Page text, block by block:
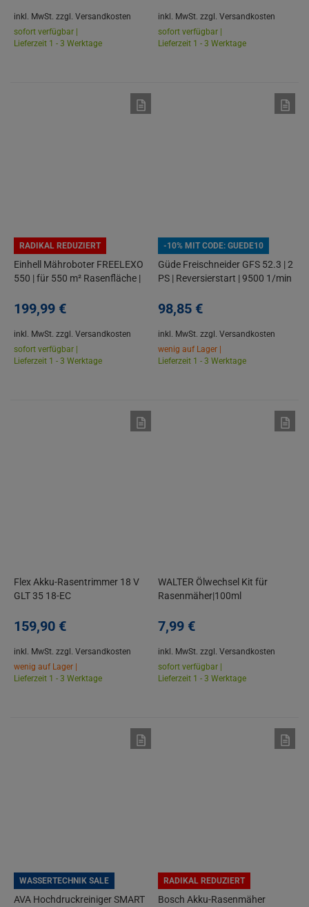
inkl. MwSt. zzgl. Versandkosten
sofort verfügbar |
Lieferzeit 1 - 3 Werktage
inkl. MwSt. zzgl. Versandkosten
sofort verfügbar |
Lieferzeit 1 - 3 Werktage
RADIKAL REDUZIERT
Einhell Mähroboter FREELEXO
550 | für 550 m² Rasenfläche |
Starterset | mit
Begrenzungsdraht
199,99 €
inkl. MwSt. zzgl. Versandkosten
sofort verfügbar |
Lieferzeit 1 - 3 Werktage
-10% MIT CODE: GUEDE10
Güde Freischneider GFS 52.3 | 2
PS | Reversierstart | 9500 1/min
98,85 €
inkl. MwSt. zzgl. Versandkosten
wenig auf Lager |
Lieferzeit 1 - 3 Werktage
Flex Akku-Rasentrimmer 18 V
GLT 35 18-EC
159,90 €
inkl. MwSt. zzgl. Versandkosten
wenig auf Lager |
Lieferzeit 1 - 3 Werktage
WALTER Ölwechsel Kit für
Rasenmäher|100ml
7,99 €
inkl. MwSt. zzgl. Versandkosten
sofort verfügbar |
Lieferzeit 1 - 3 Werktage
WASSERTECHNIK SALE
AVA Hochdruckreiniger SMART
RADIKAL REDUZIERT
Bosch Akku-Rasenmäher